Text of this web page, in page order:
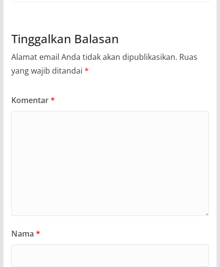
Tinggalkan Balasan
Alamat email Anda tidak akan dipublikasikan. Ruas
yang wajib ditandai *
Komentar*
Nama *